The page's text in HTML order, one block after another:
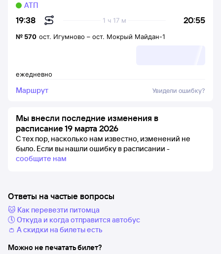
19:38 20:55
1 ч 17 м
АТП
ежедневно
№ 570 ост. Игумново – ост. Мокрый Майдан-1
Маршрут Увидели ошибку?
Мы внесли последние изменения в
расписание 19 марта 2026
С тех пор, насколько нам известно, изменений не
было. Если вы нашли ошибку в расписании -
сообщите нам
Ответы на частые вопросы
🐱 Как перевезти питомца
🕔 Откуда и когда отправится автобус
👛 А скидки на билеты есть
Можно не печатать билет?